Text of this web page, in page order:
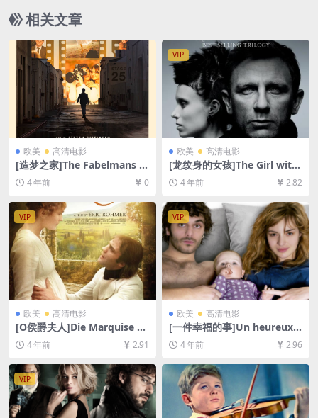
字]
相关文章
欧美 高清电影
[造梦之家]The Fabelmans (2
022)[百度网盘+迅雷云盘资源
1080P超清未删减][MP4/8G
B][中英字幕]
4 年前 0
VIP
欧美 高清电影
[龙纹身的女孩]The Girl with
the Dragon Tattoo (2011)
[百度网盘+迅雷云盘资源1080
P超清未删减][MP4/10GB][中
英字幕]
4 年前 2.82
VIP
欧美 高清电影
[O侯爵夫人]Die Marquise vo
n O… (1976)[百度网盘+迅雷
云盘资源1080P超清未删减]
4 年前 2.91
VIP
欧美 高清电影
[一件幸福的事]Un heureux é
vénement (2011)[百度网盘
+迅雷云盘资源1080P超清未
4 年前 2.96
VIP